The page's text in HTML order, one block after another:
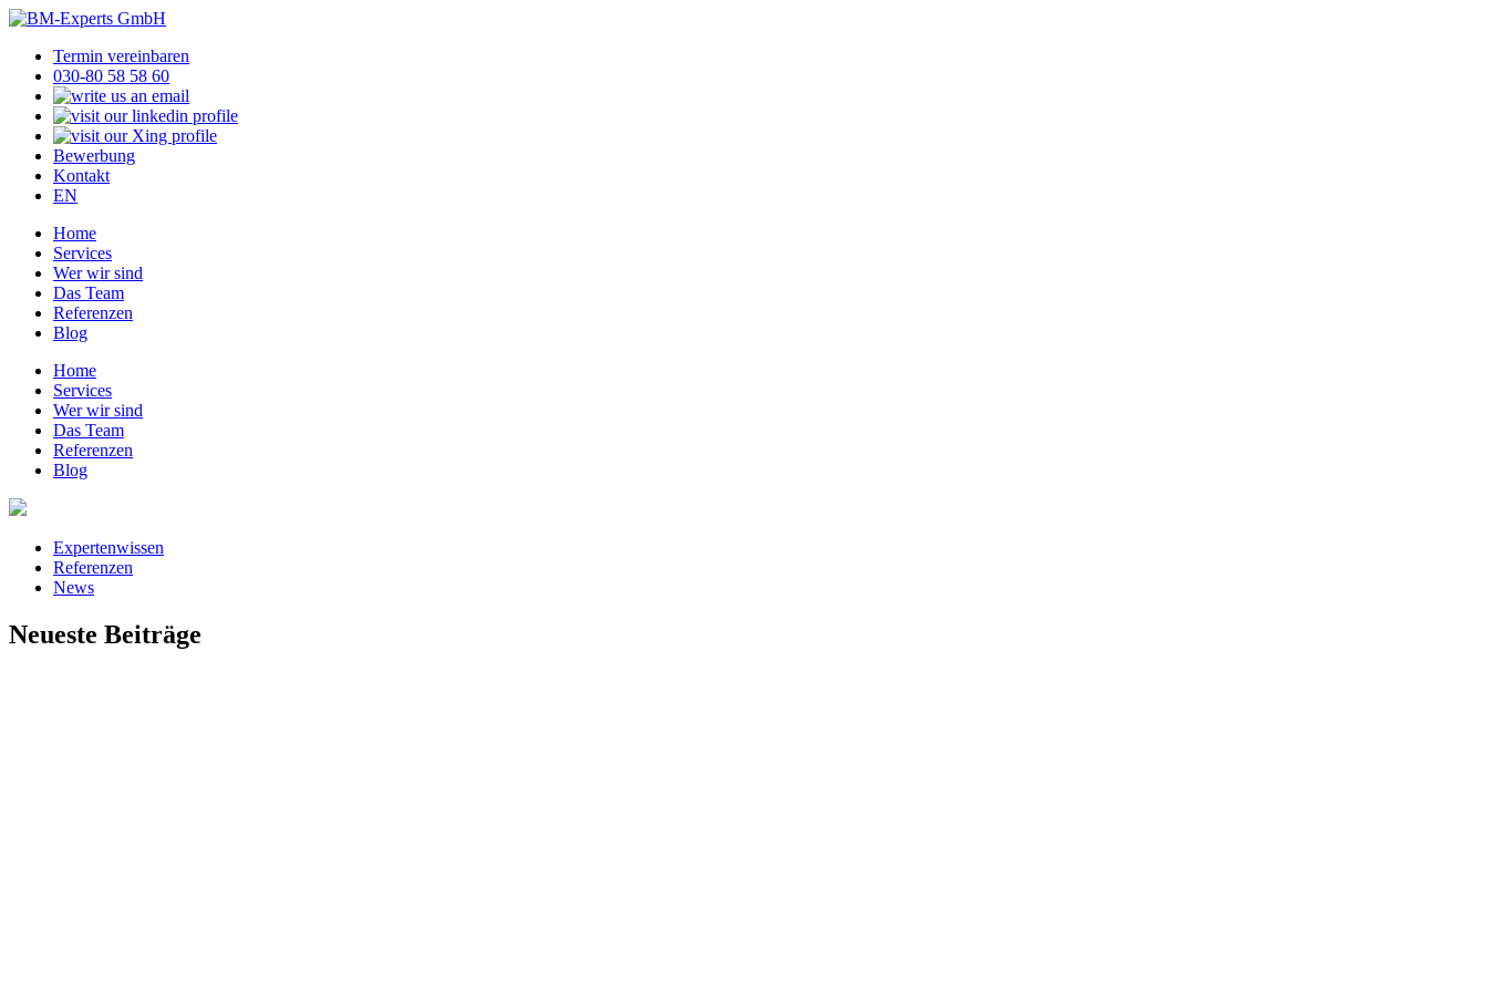
Termin vereinbaren
030-80 58 58 60
Bewerbung
Kontakt
EN
Home
Services
Wer wir sind
Das Team
Referenzen
Blog
Home
Services
Wer wir sind
Das Team
Referenzen
Blog
Expertenwissen
Referenzen
News
Neueste Beiträge